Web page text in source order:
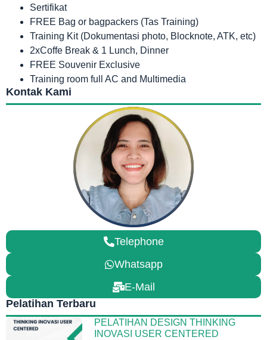
Sertifikat
FREE Bag or bagpackers (Tas Training)
Training Kit (Dokumentasi photo, Blocknote, ATK, etc)
2xCoffe Break & 1 Lunch, Dinner
FREE Souvenir Exclusive
Training room full AC and Multimedia
Kontak Kami
Telephone
Whatsapp
E-Mail
Pelatihan Terbaru
PELATIHAN DESIGN THINKING
INOVASI USER CENTERED